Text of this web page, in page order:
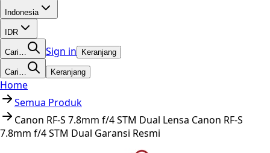
Indonesia
IDR
Cari… Sign in Keranjang
Cari… Keranjang
Home
Semua Produk
Canon RF-S 7.8mm f/4 STM Dual Lensa Canon RF-S
7.8mm f/4 STM Dual Garansi Resmi